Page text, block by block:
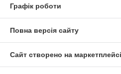
Графік роботи
Повна версія сайту
Сайт створено на маркетплейсі